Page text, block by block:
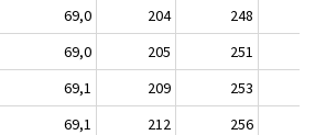
69,0 204
248
69,0 205
251
69,1 209
253
69,1 212
256